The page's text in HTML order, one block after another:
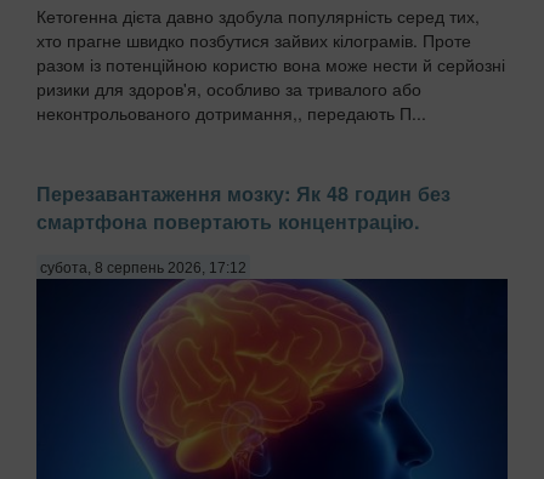
Кетогенна дієта давно здобула популярність серед тих,
хто прагне швидко позбутися зайвих кілограмів. Проте
разом із потенційною користю вона може нести й серйозні
ризики для здоров'я, особливо за тривалого або
неконтрольованого дотримання,, передають П...
Перезавантаження мозку: Як 48 годин без
смартфона повертають концентрацію.
субота, 8 серпень 2026, 17:12